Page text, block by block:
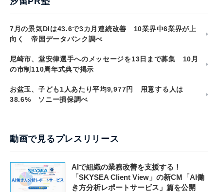
7月の景気DIは43.6で3カ月連続改善 10業界中6業界が上
向く 帝国データバンク調べ
尼崎市、堂安律選手へのメッセージを13日まで募集 10月
の市制110周年式典で掲示
お盆玉、子ども1人あたり平均9,977円 用意する人は
38.6% ソニー損保調べ
動画で見るプレスリリース
AIで組織の業務改善を支援する！
「SKYSEA Client View」の新CM「AI働
き方分析レポートサービス」篇を公開